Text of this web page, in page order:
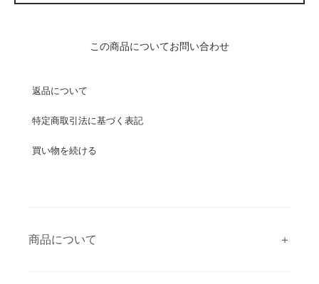
この商品についてお問い合わせ
返品について
特定商取引法に基づく表記
買い物を続ける
商品について